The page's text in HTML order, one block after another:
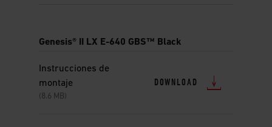
Genesis® II LX E-640 GBS™ Black
Instrucciones de
montaje
(8.6 MB)
DOWNLOAD